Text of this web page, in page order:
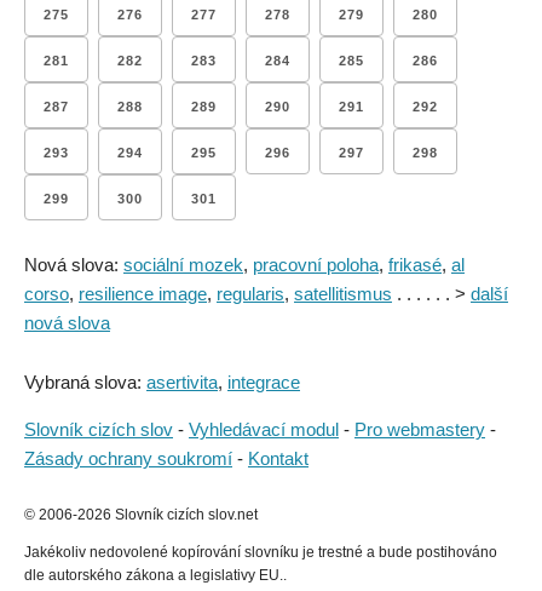
275 276 277 278 279 280
281 282 283 284 285 286
287 288 289 290 291 292
293 294 295 296 297 298
299 300 301
Nová slova: sociální mozek, pracovní poloha, frikasé, al
corso, resilience image, regularis, satellitismus . . . . . . > další
nová slova
Vybraná slova: asertivita, integrace
Slovník cizích slov - Vyhledávací modul - Pro webmastery -
Zásady ochrany soukromí - Kontakt
© 2006-2026 Slovník cizích slov.net
Jakékoliv nedovolené kopírování slovníku je trestné a bude postihováno
dle autorského zákona a legislativy EU..